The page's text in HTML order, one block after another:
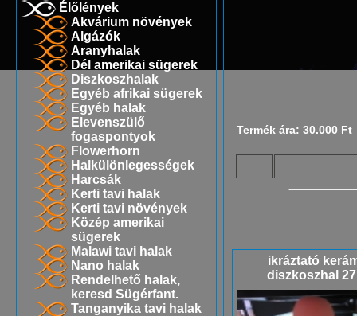
Élőlények
Akvárium növények
Algázók
Aranyhalak
Dél amerikai sügerek
Diszkoszhalak
Egyéb afrikai sügerek
Egyéb halak
Elevenszülő
fogaspontyok
Flowerhorn
Halkülönlegességek
Harcsák
Kerti tavi halak
Kerti tavi növények
Közép amerikai
sügerek
Malawi tavi halak
Nano halak
Rendelhető halak,
keresd Sügérfant.
Tanganyika tavi halak
Termék ára: 30.000 Ft
ikráztató
diszkoszhal